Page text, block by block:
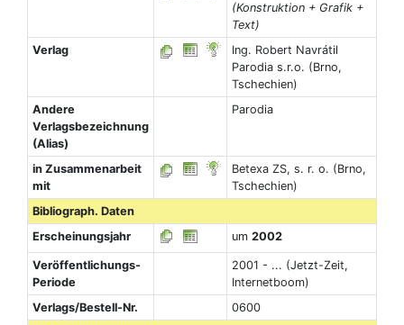
(Konstruktion + Grafik +
Text)
Verlag
Ing. Robert Navrátil
Parodia s.r.o. (Brno,
Tschechien)
Andere
Verlagsbezeichnung
(Alias)
Parodia
in Zusammenarbeit
mit
Betexa ZS, s. r. o. (Brno,
Tschechien)
Bibliograph. Daten
Erscheinungsjahr
um 2002
Veröffentlichungs-
Periode
2001 - ... (Jetzt-Zeit,
Internetboom)
Verlags/Bestell-Nr.
0600